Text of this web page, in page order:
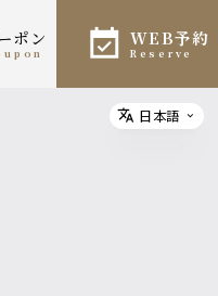
ーポン WEB予約
reserve
Select
日本語